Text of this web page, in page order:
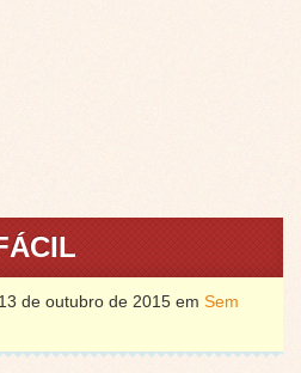
de outubro de 2015 em Sem